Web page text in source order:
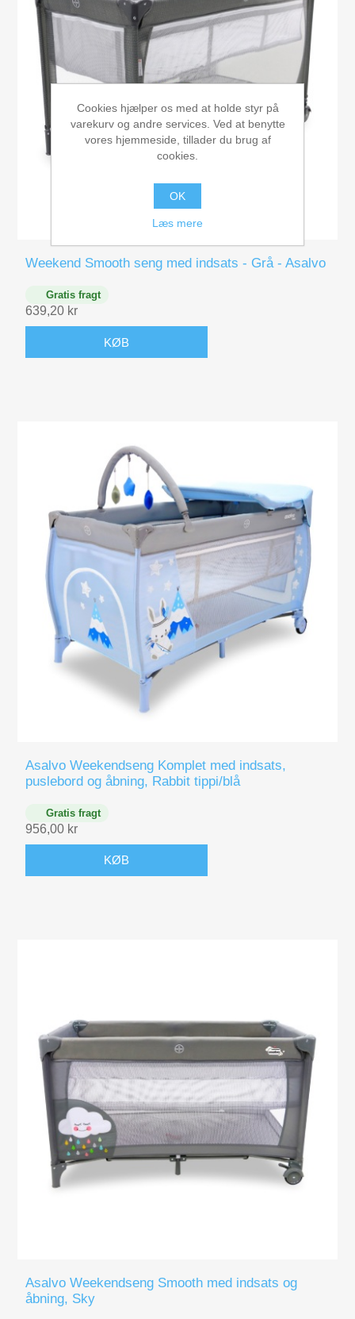
Weekend Smooth seng med indsats - Grå - Asalvo
Gratis fragt
639,20 kr
KØB
Asalvo Weekendseng Komplet med indsats,
puslebord og åbning, Rabbit tippi/blå
Gratis fragt
956,00 kr
KØB
Asalvo Weekendseng Smooth med indsats og
åbning, Sky
Cookies hjælper os med at holde styr på
varekurv og andre services. Ved at benytte
vores hjemmeside, tillader du brug af
cookies.
OK
Læs mere